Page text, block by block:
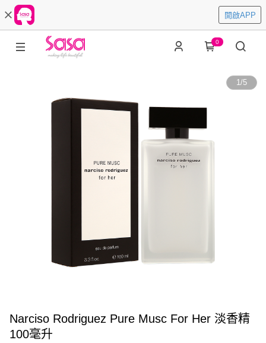
開啟APP
0
1/5
Narciso Rodriguez Pure Musc For Her 淡香精
100毫升